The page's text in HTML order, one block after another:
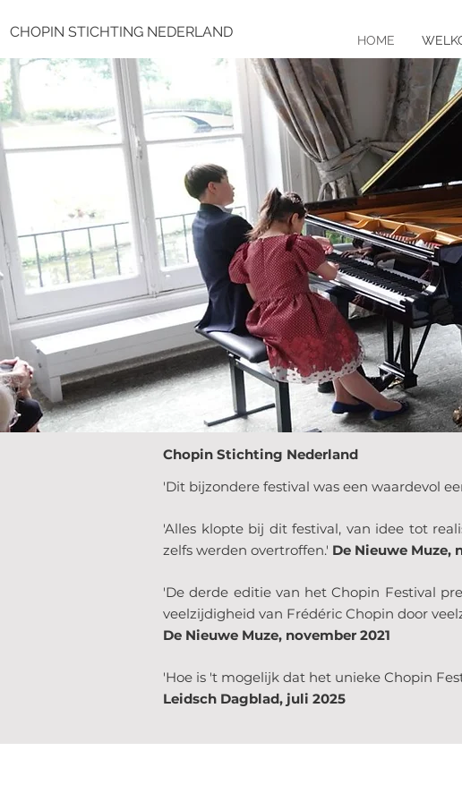
HOME
CHOPIN STICHTING NEDERLAND
Chopin Stichting Nederland
'Dit bijzondere festival was een waardevol
'Alles klopte bij dit festival, van idee tot
zelfs werden overtroffen.' De Nieuwe Muze,
'De derde editie van het Chopin Festival
veelzijdigheid van Frédéric Chopin door
De Nieuwe Muze, november 2021
'Hoe is 't mogelijk dat het unieke Chopin
Leidsch Dagblad, juli 2025